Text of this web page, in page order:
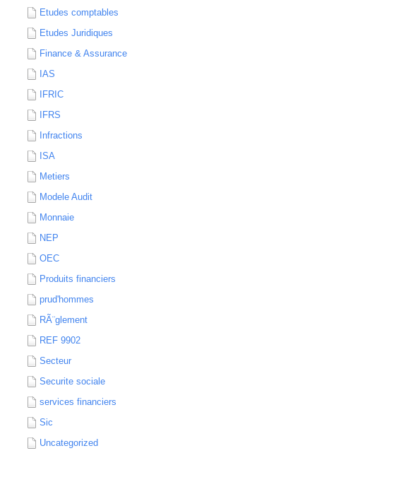
Etudes comptables
Etudes Juridiques
Finance & Assurance
IAS
IFRIC
IFRS
Infractions
ISA
Metiers
Modele Audit
Monnaie
NEP
OEC
Produits financiers
prud'hommes
RÃ¨glement
REF 9902
Secteur
Securite sociale
services financiers
Sic
Uncategorized